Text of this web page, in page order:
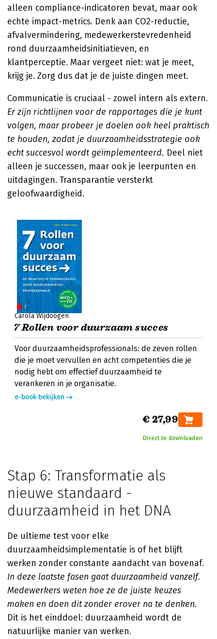
alleen compliance-indicatoren bevat, maar ook
echte impact-metrics. Denk aan CO2-reductie,
afvalvermindering, medewerkerstevredenheid
rond duurzaamheidsinitiatieven, en
klantperceptie. Maar vergeet niet: wat je meet,
krijg je. Zorg dus dat je de juiste dingen meet.
Communicatie is cruciaal - zowel intern als extern.
Er zijn richtlijnen voor de rapportages die je kunt
volgen, maar probeer je doelen ook heel praktisch
te houden, zodat je duurzaamheidsstrategie ook
echt succesvol wordt geïmplementeerd. Deel niet
alleen je successen, maar ook je leerpunten en
uitdagingen. Transparantie versterkt
geloofwaardigheid.
Carola Wijdoogen
7 Rollen voor duurzaam succes
Voor duurzaamheidsprofessionals: de zeven rollen
die je moet vervullen en acht competenties die je
nodig hebt om effectief duurzaamheid te
verankeren in je organisatie.
e-book bekijken
€ 27,99
Direct te downloaden
Stap 6: Transformatie als
nieuwe standaard -
duurzaamheid in het DNA
De ultieme test voor elke
duurzaamheidsimplementatie is of het blijft
werken zonder constante aandacht van bovenaf.
In deze laatste fasen gaat duurzaamheid vanzelf.
Medewerkers weten hoe ze de juiste keuzes
maken en doen dit zonder erover na te denken.
Dit is het einddoel: duurzaamheid wordt de
natuurlijke manier van werken.